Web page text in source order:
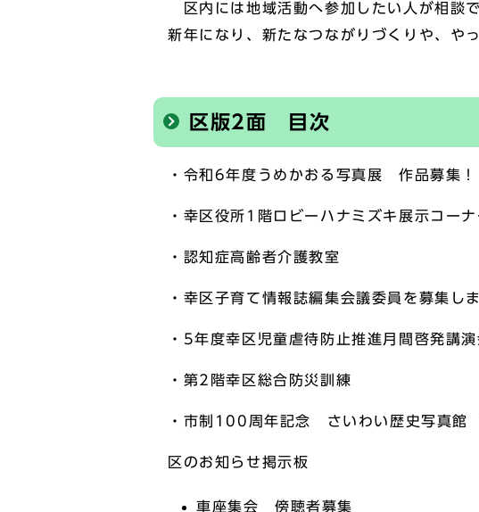
区内には地域活動へ参加したい人が相談
新年になり、新たなつながりづくりや、や
区版2面 目次
・令和6年度うめかおる写真展 作品募集！
・幸区役所1階ロビーハナミズキ展示コー
・認知症高齢者介護教室
・幸区子育て情報誌編集会議委員を募集しま
・5年度幸区児童虐待防止推進月間啓発講演
・第2階幸区総合防災訓練
・市制100周年記念 さいわい歴史写真
区のお知らせ掲示板
車座集会 傍聴者募集